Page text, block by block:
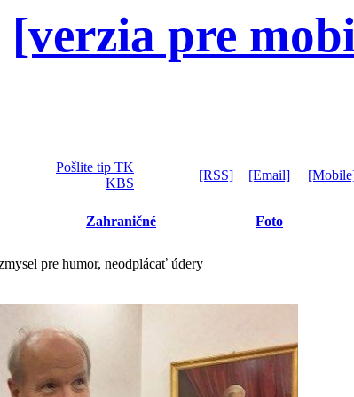
[verzia pre
Pošlite tip TK
KBS
[RSS] [Email]
Zahraničné Foto
pre humor, neodplácať údery